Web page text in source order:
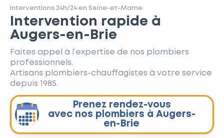
Interventions 24h/24 en Seine-et-Marne
Intervention rapide à
Augers-en-Brie
Faites appel à l’expertise de nos plombiers
professionnels.
Artisans plombiers-chauffagistes à votre service
depuis 1985.
Prenez rendez-vous
avec nos plombiers à Augers-
en-Brie